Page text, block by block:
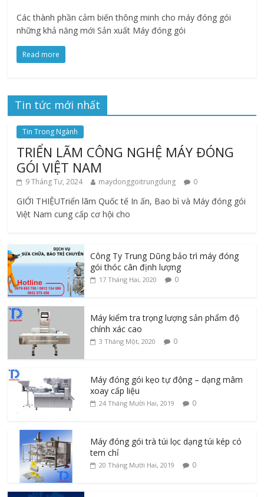
Các thành phần cảm biến thông minh cho máy đóng gói
những khả năng mới Sản xuất Máy đóng gói
Read more
Tin tức mới nhất
Tin Trong Ngành
TRIỂN LÃM CÔNG NGHỆ MÁY ĐÓNG
GÓI VIỆT NAM
9 Tháng Tư, 2024 maydonggoitrungdung 0
GIỚI THIỆUTriển lãm Quốc tế In ấn, Bao bì và Máy đóng gói
Việt Nam cung cấp cơ hội cho
Công Ty Trung Dũng bảo trì máy đóng
gói thóc cân định lượng
17 Tháng Hai, 2020 0
Máy kiểm tra trọng lượng sản phẩm độ
chính xác cao
3 Tháng Một, 2020 0
Máy đóng gói kẹo tự động – dạng mâm
xoay cấp liệu
24 Tháng Mười Hai, 2019 0
Máy đóng gói trà túi lọc dạng túi kép có
tem chỉ
20 Tháng Mười Hai, 2019 0